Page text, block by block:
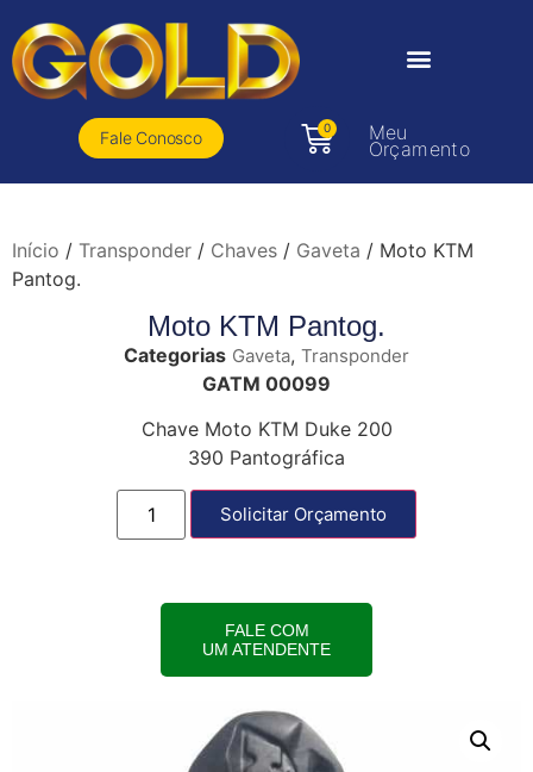
Fale Conosco
0 Meu
Orçamento
Início / Transponder / Chaves / Gaveta / Moto KTM
Pantog.
Moto KTM Pantog.
Categorias Gaveta, Transponder
GATM 00099
Chave Moto KTM Duke 200
390 Pantográfica
Solicitar Orçamento
FALE COM
UM ATENDENTE